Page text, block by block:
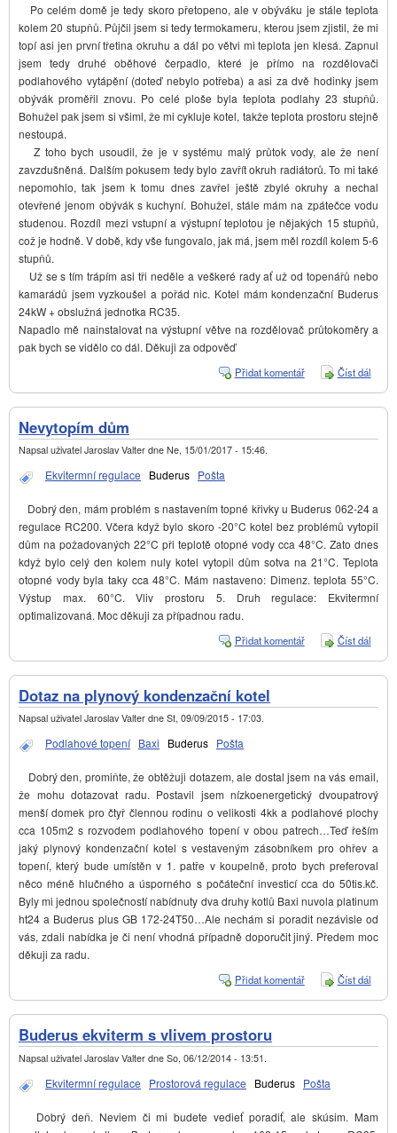
Po celém domě je tedy skoro přetopeno, ale v obýváku je stále teplota
kolem 20 stupňů. Půjčil jsem si tedy termokameru, kterou jsem zjistil, že mi
topí asi jen první třetina okruhu a dál po větvi mi teplota jen klesá. Zapnul
jsem tedy druhé oběhové čerpadlo, které je přímo na rozdělovači
podlahového vytápění (doteď nebylo potřeba) a asi za dvě hodinky jsem
obývák proměřil znovu. Po celé ploše byla teplota podlahy 23 stupňů.
Bohužel pak jsem si všiml, že mi cykluje kotel, takže teplota prostoru stejně
nestoupá.
Z toho bych usoudil, že je v systému malý průtok vody, ale že není
zavzdušněná. Dalším pokusem tedy bylo zavřít okruh radiátorů. To mi také
nepomohlo, tak jsem k tomu dnes zavřel ještě zbylé okruhy a nechal
otevřené jenom obývák s kuchyní. Bohužel, stále mám na zpátečce vodu
studenou. Rozdíl mezi vstupní a výstupní teplotou je nějakých 15 stupňů,
což je hodně. V době, kdy vše fungovalo, jak má, jsem měl rozdíl kolem 5-6
stupňů.
Už se s tím trápím asi tři neděle a veškeré rady ať už od topenářů nebo
kamarádů jsem vyzkoušel a pořád nic. Kotel mám kondenzační Buderus
24kW + obslužná jednotka RC35.
Napadlo mě nainstalovat na výstupní větve na rozdělovač průtokoměry a
pak bych se vidělo co dál. Děkuji za odpověď
Číst dál
Přidat komentář
Nevytopím dům
Napsal uživatel Jaroslav Valter dne Ne, 15/01/2017 - 15:46
Ekvitermní regulace Buderus Pošta
Dobrý den, mám problém s nastavením topné křivky u Buderus 062-24 a
regulace RC200. Včera když bylo skoro -20°C kotel bez problémů vytopil
dům na požadovaných 22°C při teplotě otopné vody cca 48°C. Zato dnes
když bylo celý den kolem nuly kotel vytopil dům sotva na 21°C. Teplota
otopné vody byla taky cca 48°C. Mám nastaveno: Dimenz. teplota 55°C.
Výstup max. 60°C. Vliv prostoru 5. Druh regulace: Ekvitermní
optimalizovaná. Moc děkuji za případnou radu.
Číst dál
dům
Přidat komentář
Dotaz na plynový kondenzační kotel
Napsal uživatel Jaroslav Valter dne St, 09/09/2015 - 17:03.
Podlahové topení Baxi Buderus Pošta
Dobrý den, promiňte, že obtěžuji dotazem, ale dostal jsem na vás email,
že mohu dotazovat radu. Postavil jsem nízkoenergetický dvoupatrový
menší domek pro čtyř člennou rodinu o velikosti 4kk a podlahové plochy
cca 105m2 s rozvodem podlahového topení v obou patrech…Teď řeším
jaký plynový kondenzační kotel s vestaveným zásobníkem pro ohřev a
topení, který bude umístěn v 1. patře v koupelně, proto bych preferoval
něco méně hlučného a úsporného s počáteční investicí cca do 50tis.kč.
Byly mi jednou společností nabídnuty dva druhy kotlů Baxi nuvola platinum
ht24 a Buderus plus GB 172-24T50…Ale nechám si poradit nezávisle od
vás, zdali nabídka je či není vhodná případně doporučit jiný. Předem moc
děkuji za radu.
Číst dál
kotel
Přidat komentář
Buderus ekviterm s vlivem prostoru
Napsal uživatel Jaroslav Valter dne So, 06/12/2014 - 13:51
Ekvitermní regulace Prostorová regulace Buderus Pošta
Dobrý deň. Neviem či mi budete vedieť poradiť, ale skúsim. Mam